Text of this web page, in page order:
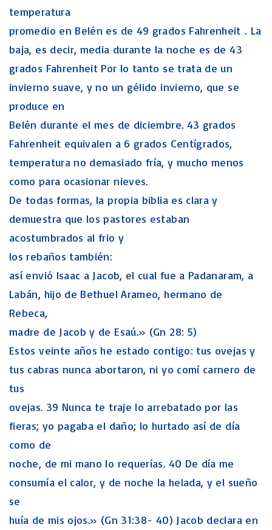
temperatura
promedio en Belén es de 49 grados Fahrenheit . La
baja, es decir, media durante la noche es de 43
grados Fahrenheit Por lo tanto se trata de un
invierno suave, y no un gélido invierno, que se
produce en
Belén durante el mes de diciembre. 43 grados
Fahrenheit equivalen a 6 grados Centígrados,
temperatura no demasiado fría, y mucho menos
como para ocasionar nieves.
De todas formas, la propia biblia es clara y
demuestra que los pastores estaban
acostumbrados al frio y
los rebaños también:
así envió Isaac a Jacob, el cual fue a Padanaram, a
Labán, hijo de Bethuel Arameo, hermano de
Rebeca,
madre de Jacob y de Esaú.» (Gn 28: 5)
Estos veinte años he estado contigo: tus ovejas y
tus cabras nunca abortaron, ni yo comí carnero de
tus
ovejas. 39 Nunca te traje lo arrebatado por las
fieras; yo pagaba el daño; lo hurtado así de día
como de
noche, de mi mano lo requerías. 40 De día me
consumía el calor, y de noche la helada, y el sueño
se
huía de mis ojos.» (Gn 31:38- 40) Jacob declara en